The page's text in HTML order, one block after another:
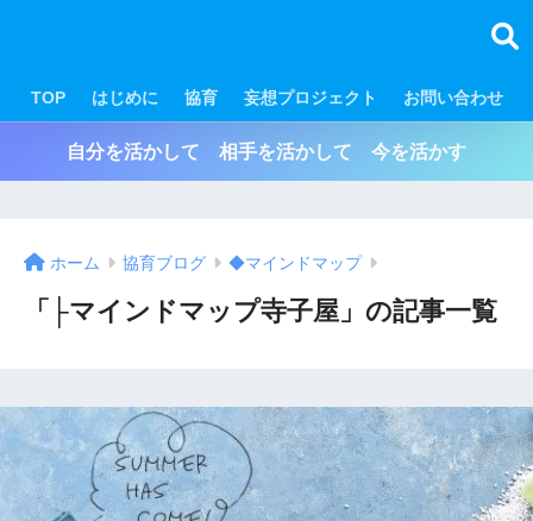
TOP はじめに 協育 妄想プロジェクト お問い合わせ
自分を活かして 相手を活かして 今を活かす
ホーム 協育ブログ ◆マインドマップ
「├マインドマップ寺子屋」の記事一覧